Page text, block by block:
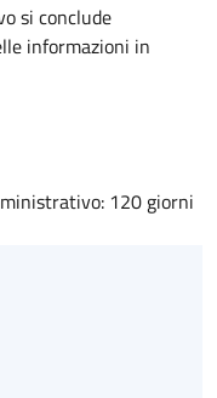
si conclude
informazioni in
120 giorni